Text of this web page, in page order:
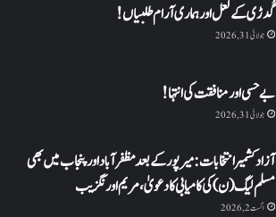
گُدڑی کے لعل اور ہماری آرام طلبیاں!
جولائی 31, 2026
بے حسی اور منافقت کی انتہا !
جولائی 31, 2026
آزاد کشمیر انتخابات: میرپور کے بعد مظفرآباد اور پنجاب میں بھی
مسلم لیگ (ن) کی کامیابی کا دعویٰ، مریم اورنگزیب
اگست 2, 2026